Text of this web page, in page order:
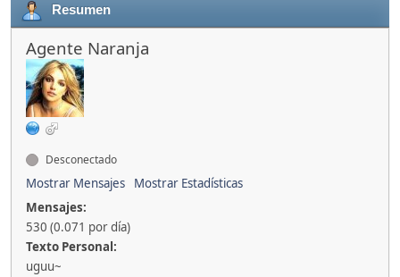
Resumen
Agente Naranja
Desconectado
Mostrar Mensajes
Mostrar Estadísticas
Mensajes:
530 (0.071 por día)
Texto Personal:
uguu~